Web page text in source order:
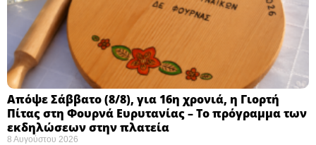
Απόψε Σάββατο (8/8), για 16η χρονιά, η Γιορτή
Πίτας στη Φουρνά Ευρυτανίας – Το πρόγραμμα των
εκδηλώσεων στην πλατεία
8 Αυγούστου 2026